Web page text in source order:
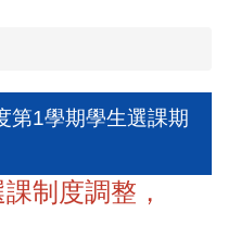
第1學期學生選課期
制度調整，